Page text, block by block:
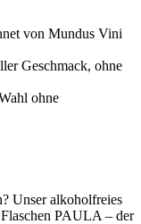
von Mundus Vini
Geschmack, ohne
ohne
Unser alkoholfreies
PAULA – der